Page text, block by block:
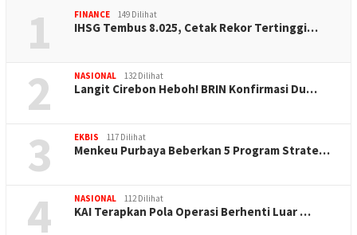
1 FINANCE 149 Dilihat
IHSG Tembus 8.025, Cetak Rekor Tertinggi…
2 NASIONAL 132 Dilihat
Langit Cirebon Heboh! BRIN Konfirmasi Du…
3 EKBIS 117 Dilihat
Menkeu Purbaya Beberkan 5 Program Strate…
4 NASIONAL 112 Dilihat
KAI Terapkan Pola Operasi Berhenti Luar …